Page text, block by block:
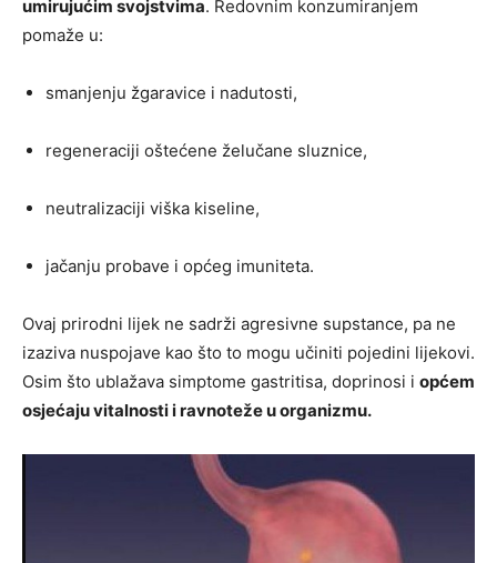
umirujućim svojstvima. Redovnim konzumiranjem
pomaže u:
smanjenju žgaravice i nadutosti,
regeneraciji oštećene želučane sluznice,
neutralizaciji viška kiseline,
jačanju probave i općeg imuniteta.
Ovaj prirodni lijek ne sadrži agresivne supstance, pa ne
izaziva nuspojave kao što to mogu učiniti pojedini lijekovi.
Osim što ublažava simptome gastritisa, doprinosi i općem
osjećaju vitalnosti i ravnoteže u organizmu.